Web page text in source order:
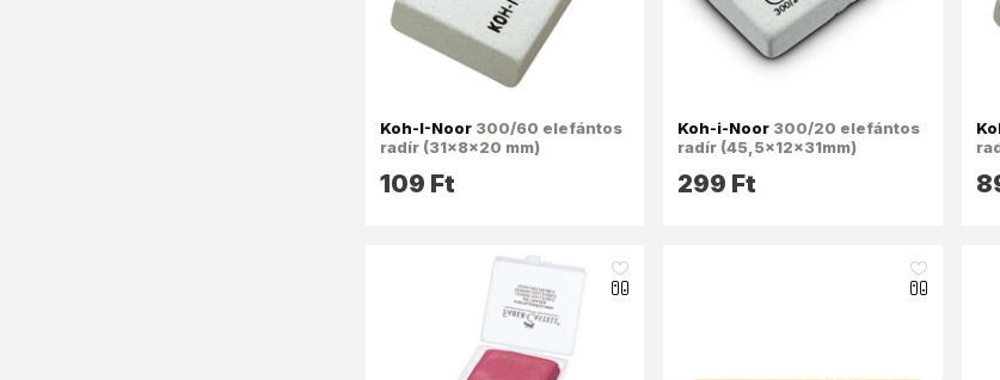
Koh-I-Noor300/60 elefántos
radír (31x8x20 mm)
109 Ft
Koh-i-Noor 300/20 elefántos
radír (45,5x12x31mm)
299 Ft
like_16 like_16